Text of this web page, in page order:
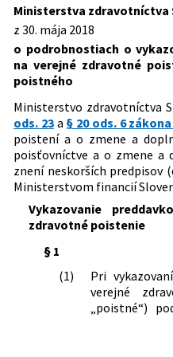
Dátum schválenia:
Dátum vyhlásenia:
Dátum účinnosti od:
Autor: Ministerstvo
Právna oblasť:
159/
156/2022 Z. z.
dopĺňa
159/
Predpis ruší
116/2014 Z. z.
o
Ministerstva zdravotníctva
z 30. mája 2018
o podrobnostiach o
na verejné zdravotné
poistného
Ministerstvo zdravotníctva
ods. 23a § 20 ods. 6 zákona
poistení a o zmene a
poisťovníctve a o zmene a
znení neskorších predpisov
Ministerstvom financií
Vykazovanie
zdravotné poistenie
§ 1
(1)
Pri
verejné
„poistné“)